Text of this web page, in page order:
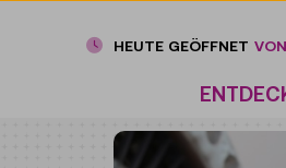
HEUTE GEÖFFNET